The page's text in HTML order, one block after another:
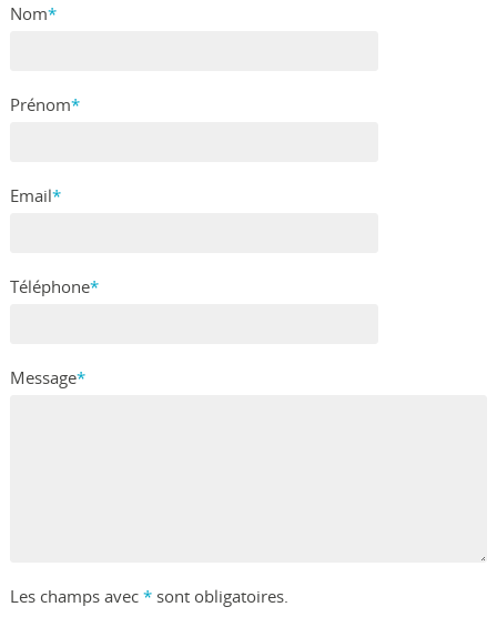
Nom*
Prénom*
Email*
Téléphone*
Message*
Les champs avec * sont obligatoires.